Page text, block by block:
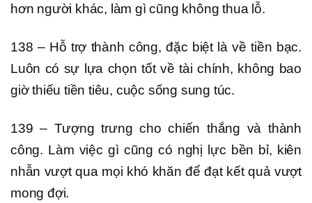
hơn người khác, làm gì cũng không thua lỗ.
138 – Hỗ trợ thành công, đặc biệt là về tiền bạc.
Luôn có sự lựa chọn tốt về tài chính, không bao
giờ thiếu tiền tiêu, cuộc sống sung túc.
139 – Tượng trưng cho chiến thắng và thành
công. Làm việc gì cũng có nghị lực bền bỉ, kiên
nhẫn vượt qua mọi khó khăn để đạt kết quả vượt
mong đợi.